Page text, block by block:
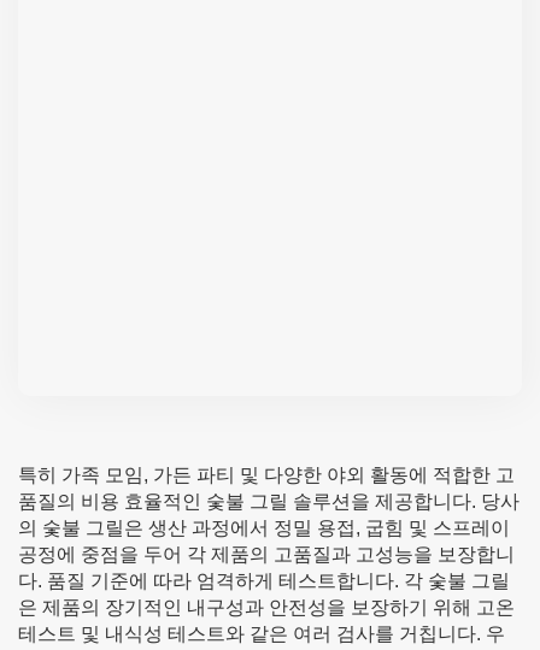
특히 가족 모임, 가든 파티 및 다양한 야외 활동에 적합한 고
품질의 비용 효율적인 숯불 그릴 솔루션을 제공합니다. 당사
의 숯불 그릴은 생산 과정에서 정밀 용접, 굽힘 및 스프레이
공정에 중점을 두어 각 제품의 고품질과 고성능을 보장합니
다. 품질 기준에 따라 엄격하게 테스트합니다. 각 숯불 그릴
은 제품의 장기적인 내구성과 안전성을 보장하기 위해 고온
테스트 및 내식성 테스트와 같은 여러 검사를 거칩니다. 우